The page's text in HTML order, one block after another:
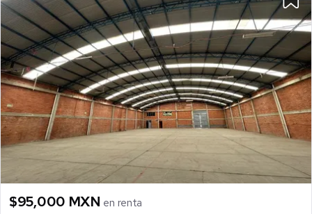
$95,000 MXN en renta